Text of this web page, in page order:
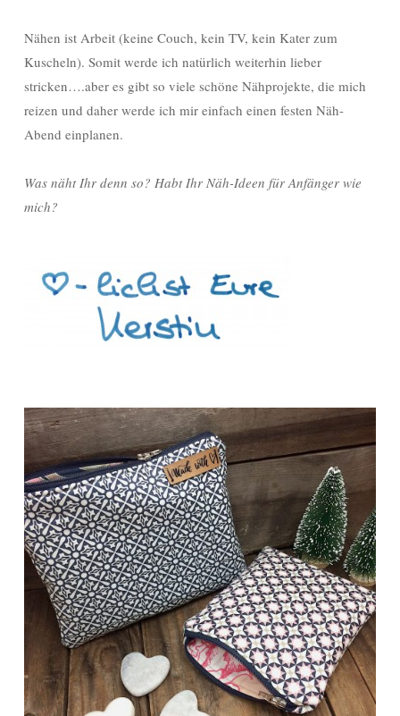
Nähen ist Arbeit (keine Couch, kein TV, kein Kater zum
Kuscheln). Somit werde ich natürlich weiterhin lieber
stricken….aber es gibt so viele schöne Nähprojekte, die mich
reizen und daher werde ich mir einfach einen festen Näh-
Abend einplanen.
Was näht Ihr denn so? Habt Ihr Näh-Ideen für Anfänger wie
mich?